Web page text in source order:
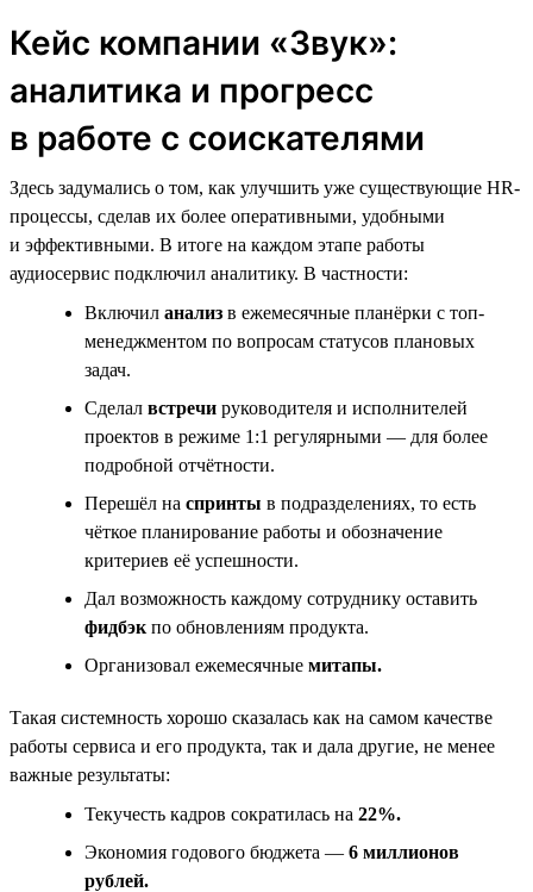
Кейс компании «Звук»:
аналитика и прогресс
в работе с соискателями
Здесь задумались о том, как улучшить уже существующие HR-
процессы, сделав их более оперативными, удобными
и эффективными. В итоге на каждом этапе работы
аудиосервис подключил аналитику. В частности:
Включил анализ в ежемесячные планёрки с топ-
менеджментом по вопросам статусов плановых
задач.
Сделал встречи руководителя и исполнителей
проектов в режиме 1:1 регулярными — для более
подробной отчётности.
Перешёл на спринты в подразделениях, то есть
чёткое планирование работы и обозначение
критериев её успешности.
Дал возможность каждому сотруднику оставить
фидбэк по обновлениям продукта.
Организовал ежемесячные митапы.
Такая системность хорошо сказалась как на самом качестве
работы сервиса и его продукта, так и дала другие, не менее
важные результаты:
Текучесть кадров сократилась на 22%.
Экономия годового бюджета — 6 миллионов
рублей.